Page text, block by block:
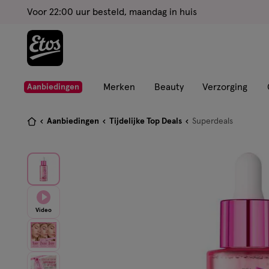
ga
de
hoofd
ga
de
naar
footer
Voor 22:00 uur besteld, maandag in huis
Aanbiedingen Merken Beauty Verzorging
Je
hier:
Aanbiedingen Tijdelijke Top Deals Superdeals
Video